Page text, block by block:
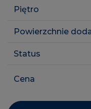
Piętro
Powierzchnie
Status
Cena